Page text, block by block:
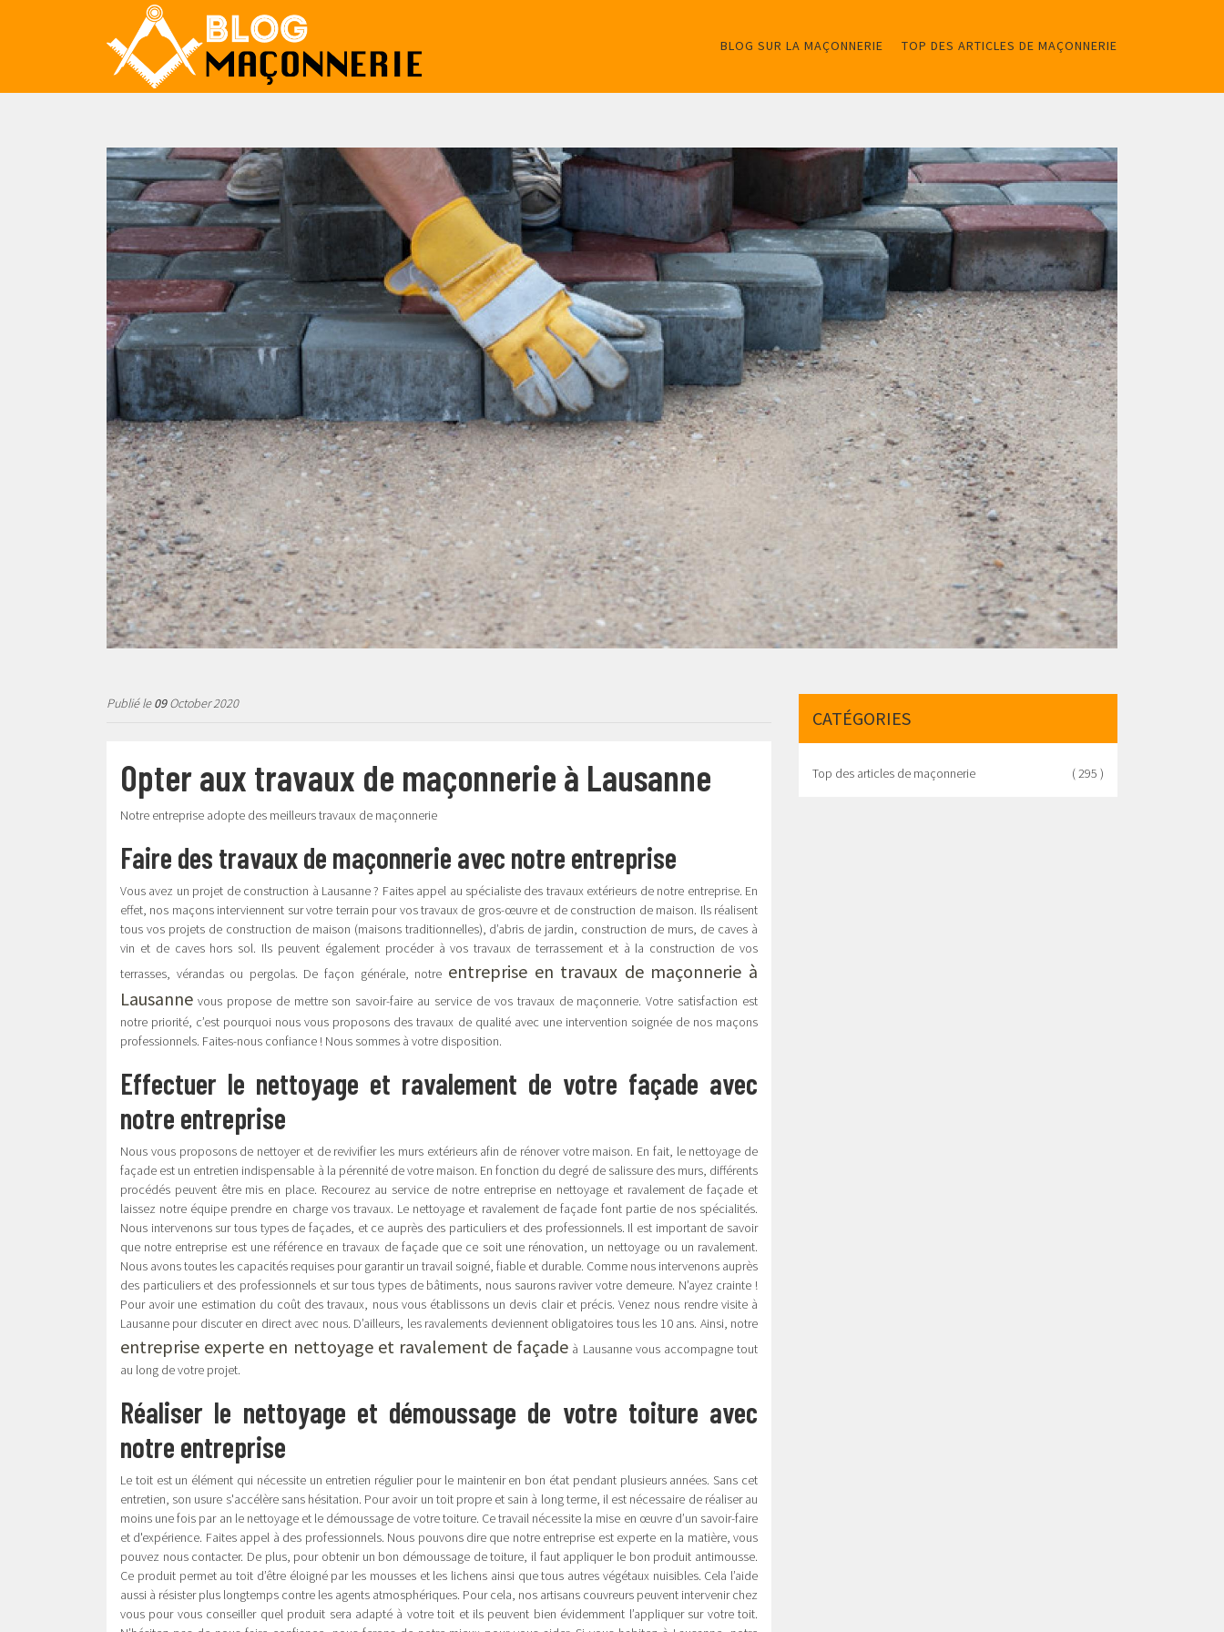
BLOG SUR LA MAÇONNERIE TOP DES ARTICLES DE MAÇONNERIE
Publié le09October 2020
Opter aux travaux de maçonnerie à Lausanne
Notre entreprise adopte des meilleurs travaux de maçonnerie
Faire des travaux de maçonnerie avec notre entreprise
Vous avez un projet de construction à Lausanne ? Faites appel au spécialiste des travaux extérieurs de notre entreprise. En
effet, nos maçons interviennent sur votre terrain pour vos travaux de gros-œuvre et de construction de maison. Ils réalisent
tous vos projets de construction de maison (maisons traditionnelles), d’abris de jardin, construction de murs, de caves à
vin et de caves hors sol. Ils peuvent également procéder à vos travaux de terrassement et à la construction de vos
terrasses, vérandas ou pergolas. De façon générale, notre entreprise en travaux de maçonnerie à
Lausanne vous propose de mettre son savoir-faire au service de vos travaux de maçonnerie. Votre satisfaction est
notre priorité, c’est pourquoi nous vous proposons des travaux de qualité avec une intervention soignée de nos maçons
professionnels. Faites-nous confiance ! Nous sommes à votre disposition.
Effectuer le nettoyage et ravalement de votre façade avec
notre entreprise
Nous vous proposons de nettoyer et de revivifier les murs extérieurs afin de rénover votre maison. En fait, le nettoyage de
façade est un entretien indispensable à la pérennité de votre maison. En fonction du degré de salissure des murs, différents
procédés peuvent être mis en place. Recourez au service de notre entreprise en nettoyage et ravalement de façade et
laissez notre équipe prendre en charge vos travaux. Le nettoyage et ravalement de façade font partie de nos spécialités.
Nous intervenons sur tous types de façades, et ce auprès des particuliers et des professionnels. Il est important de savoir
que notre entreprise est une référence en travaux de façade que ce soit une rénovation, un nettoyage ou un ravalement.
Nous avons toutes les capacités requises pour garantir un travail soigné, fiable et durable. Comme nous intervenons auprès
des particuliers et des professionnels et sur tous types de bâtiments, nous saurons raviver votre demeure. N’ayez crainte !
Pour avoir une estimation du coût des travaux, nous vous établissons un devis clair et précis. Venez nous rendre visite à
Lausanne pour discuter en direct avec nous. D’ailleurs, les ravalements deviennent obligatoires tous les 10 ans. Ainsi, notre
entreprise experte en nettoyage et ravalement de façade à Lausanne vous accompagne tout
au long de votre projet.
Réaliser le nettoyage et démoussage de votre toiture avec
notre entreprise
Le toit est un élément qui nécessite un entretien régulier pour le maintenir en bon état pendant plusieurs années. Sans cet
entretien, son usure s'accélère sans hésitation. Pour avoir un toit propre et sain à long terme, il est nécessaire de réaliser au
moins une fois par an le nettoyage et le démoussage de votre toiture. Ce travail nécessite la mise en œuvre d’un savoir-faire
et d'expérience. Faites appel à des professionnels. Nous pouvons dire que notre entreprise est experte en la matière, vous
pouvez nous contacter. De plus, pour obtenir un bon démoussage de toiture, il faut appliquer le bon produit antimousse.
Ce produit permet au toit d’être éloigné par les mousses et les lichens ainsi que tous autres végétaux nuisibles. Cela l’aide
aussi à résister plus longtemps contre les agents atmosphériques. Pour cela, nos artisans couvreurs peuvent intervenir chez
vous pour vous conseiller quel produit sera adapté à votre toit et ils peuvent bien évidemment l’appliquer sur votre toit.
CATÉGORIES
Top des articles de maçonnerie ( 295 )